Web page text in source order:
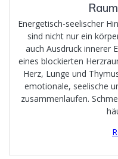
Energetisch-seelischer
sind nicht nur ein
auch Ausdruck innerer
eines blockierten
Herz, Lunge und
emotionale, seelische
zusammenlaufen.